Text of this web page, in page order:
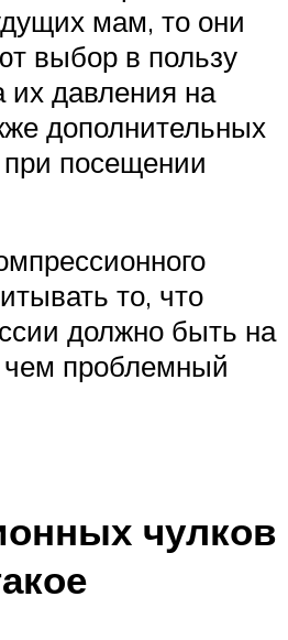
мам, то они
выбор в пользу
их давления на
дополнительных
при посещении
то, что
должно быть на
проблемный
чулков